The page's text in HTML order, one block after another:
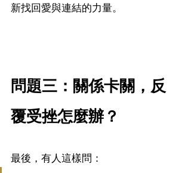
新找回愛與連結的力量。
問題三：關係卡關，反
覆受挫怎麼辦？
最後，有人這樣問：